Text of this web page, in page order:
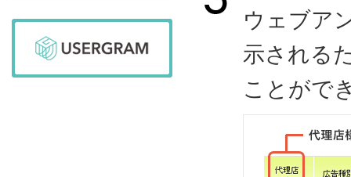
ウェブア
示される
ことがで